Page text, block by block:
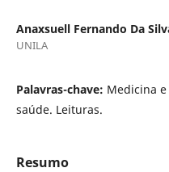
Anaxsuell Fernando Da
UNILA
Palavras-chave: Medicina
saúde. Leituras.
Resumo